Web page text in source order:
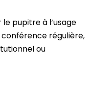
pupitre à l’usage
régulière,
ou